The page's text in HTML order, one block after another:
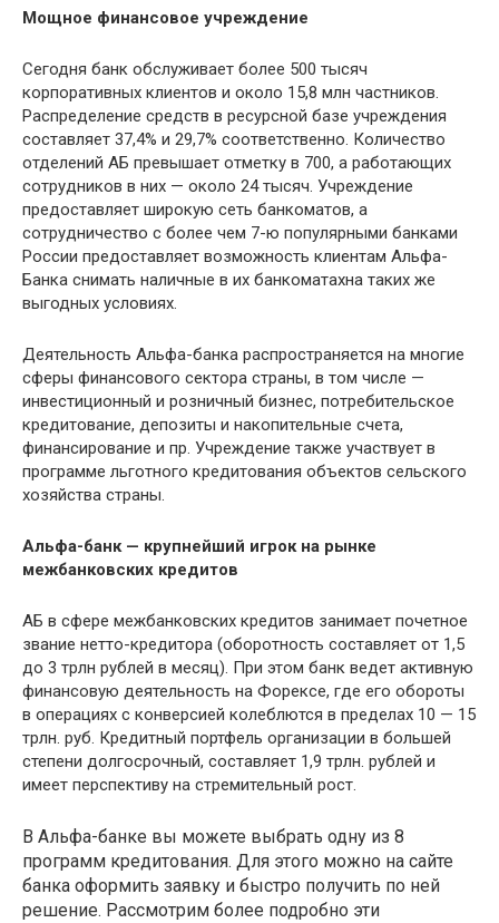
Мощное финансовое учреждение
Сегодня банк обслуживает более 500 тысяч
корпоративных клиентов и около 15,8 млн частников.
Распределение средств в ресурсной базе учреждения
составляет 37,4% и 29,7% соответственно. Количество
отделений АБ превышает отметку в 700, а работающих
сотрудников в них — около 24 тысяч. Учреждение
предоставляет широкую сеть банкоматов, а
сотрудничество с более чем 7-ю популярными банками
России предоставляет возможность клиентам Альфа-
Банка снимать наличные в их банкоматахна таких же
выгодных условиях.
Деятельность Альфа-банка распространяется на многие
сферы финансового сектора страны, в том числе —
инвестиционный и розничный бизнес, потребительское
кредитование, депозиты и накопительные счета,
финансирование и пр. Учреждение также участвует в
программе льготного кредитования объектов сельского
хозяйства страны.
Альфа-банк — крупнейший игрок на рынке
межбанковских кредитов
АБ в сфере межбанковских кредитов занимает почетное
звание нетто-кредитора (оборотность составляет от 1,5
до 3 трлн рублей в месяц). При этом банк ведет активную
финансовую деятельность на Форексе, где его обороты
в операциях с конверсией колеблются в пределах 10 — 15
трлн. руб. Кредитный портфель организации в большей
степени долгосрочный, составляет 1,9 трлн. рублей и
имеет перспективу на стремительный рост.
В Альфа-банке вы можете выбрать одну из 8
программ кредитования. Для этого можно на сайте
банка оформить заявку и быстро получить по ней
решение. Рассмотрим более подробно эти